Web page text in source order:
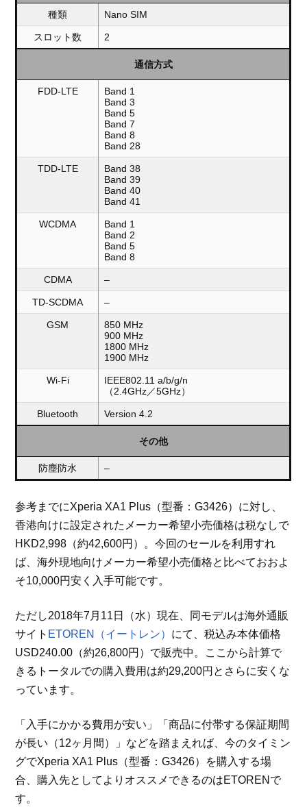
種類 Nano SIM
スロット数 2
通信方式
FDD-LTE
Band 1
Band 3
Band 5
Band 7
Band 8
Band 28
TDD-LTE
Band 38
Band 39
Band 40
Band 41
WCDMA
Band 1
Band 2
Band 5
Band 8
CDMA –
TD-SCDMA –
GSM
850 MHz
900 MHz
1800 MHz
1900 MHz
Wi-Fi
IEEE802.11 a/b/g/n
（2.4GHz／5GHz）
Bluetooth Version 4.2
その他
防塵防水 –
参考までにXperia XA1 Plus（型番：G3426）に対し、
香港向けに設定されたメーカー希望小売価格は税なしで
HKD2,998（約42,600円）。今回のセールを利用すれ
ば、海外現地向けメーカー希望小売価格と比べておおよ
そ10,000円安く入手可能です。
ただし2018年7月11日（水）現在、同モデルは海外通販
サイト ETOREN（イートレン） にて、税込み本体価格
USD240.00（約26,800円）で販売中。ここから計算で
きるトータルでの購入費用は約29,200円とさらに安くな
っています。
「入手にかかる費用が安い」「商品に付帯する保証期間
が長い（12ヶ月間）」などを踏まえれば、今のタイミン
グでXperia XA1 Plus（型番：G3426）を購入する場
合、購入先としてよりオススメできるのはETORENで
す。